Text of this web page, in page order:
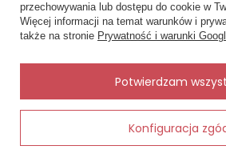
POMOC
✨
Napisz
gotowe
przechowywania lub dostępu do cookie w
Więcej informacji na temat warunków i
także na stronie Prywatność i warunki
Konfiguracja
Potwierdzam